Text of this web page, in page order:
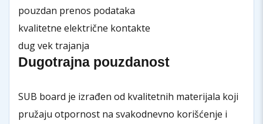
pouzdan prenos podataka
kvalitetne električne kontakte
dug vek trajanja
Dugotrajna pouzdanost
SUB board je izrađen od kvalitetnih materijala koji
pružaju otpornost na svakodnevno korišćenje i